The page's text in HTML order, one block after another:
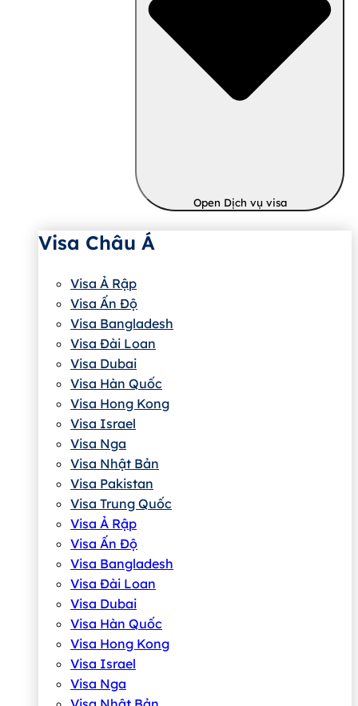
Open Dịch vụ visa
Visa Châu Á
Visa Ả Rập
Visa Ấn Độ
Visa Bangladesh
Visa Đài Loan
Visa Dubai
Visa Hàn Quốc
Visa Hong Kong
Visa Israel
Visa Nga
Visa Nhật Bản
Visa Pakistan
Visa Trung Quốc
Visa Ả Rập
Visa Ấn Độ
Visa Bangladesh
Visa Đài Loan
Visa Dubai
Visa Hàn Quốc
Visa Hong Kong
Visa Israel
Visa Nga